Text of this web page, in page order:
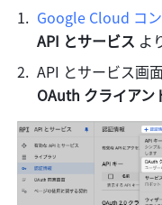
Google Cloud コ
API とサービス よ
API とサービス画
OAuth クライアン